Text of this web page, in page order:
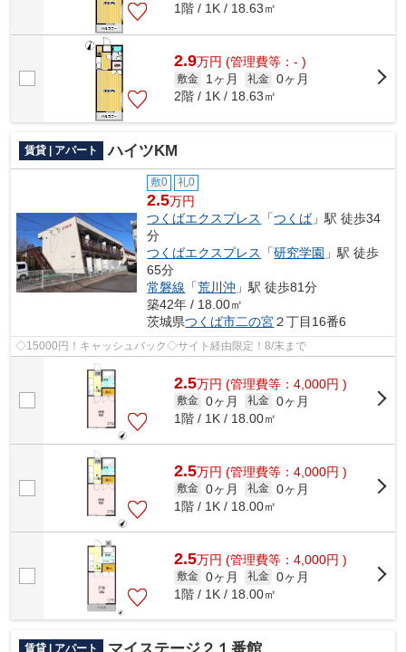
1階 / 1K / 18.63㎡
2.9万円 (管理費等：- )
敷金 1ヶ月 礼金 0ヶ月
2階 / 1K / 18.63㎡
賃貸 | アパート ハイツKM
敷0 礼0
2.5万円
つくばエクスプレス
「つくば」駅 徒歩34
分
つくばエクスプレス
「研究学園 」駅 徒歩
65分
常磐線 「荒川沖 」駅 徒歩81分
築42年 / 18.00㎡
茨城県つくば市二の宮２丁目16番6
◇15000円！キャッシュバック◇サイト経由限定！8/末まで
2.5万円 (管理費等：4,000円 )
敷金 0ヶ月 礼金 0ヶ月
1階 / 1K / 18.00㎡
2.5万円 (管理費等：4,000円 )
敷金 0ヶ月 礼金 0ヶ月
1階 / 1K / 18.00㎡
2.5万円 (管理費等：4,000円 )
敷金 0ヶ月 礼金 0ヶ月
1階 / 1K / 18.00㎡
賃貸 | アパート